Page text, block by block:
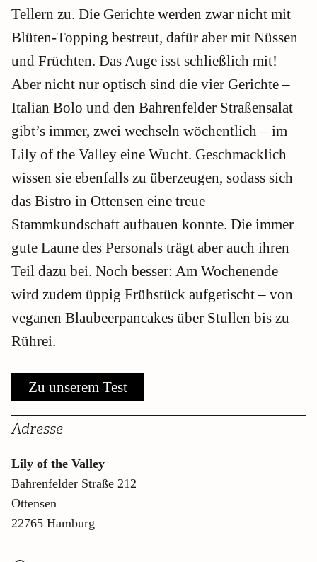
Tellern zu. Die Gerichte werden zwar nicht mit
Blüten-Topping bestreut, dafür aber mit Nüssen
und Früchten. Das Auge isst schließlich mit!
Aber nicht nur optisch sind die vier Gerichte –
Italian Bolo und den Bahrenfelder Straßensalat
gibt’s immer, zwei wechseln wöchentlich – im
Lily of the Valley eine Wucht. Geschmacklich
wissen sie ebenfalls zu überzeugen, sodass sich
das Bistro in Ottensen eine treue
Stammkundschaft aufbauen konnte. Die immer
gute Laune des Personals trägt aber auch ihren
Teil dazu bei. Noch besser: Am Wochenende
wird zudem üppig Frühstück aufgetischt – von
veganen Blaubeerpancakes über Stullen bis zu
Rührei.
Zu unserem Test
Adresse
Lily of the Valley
Bahrenfelder Straße 212
Ottensen
22765 Hamburg